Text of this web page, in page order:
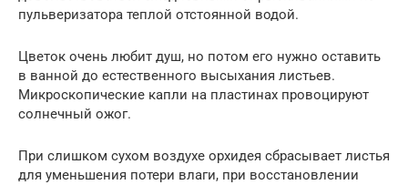
пульверизатора теплой отстоянной водой.
Цветок очень любит душ, но потом его нужно оставить
в ванной до естественного высыхания листьев.
Микроскопические капли на пластинах провоцируют
солнечный ожог.
При слишком сухом воздухе орхидея сбрасывает листья
для уменьшения потери влаги, при восстановлении